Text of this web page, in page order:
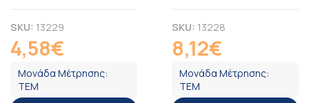
SKU: 13229
4,58€
Μονάδα Μέτρησης:
ΤΕΜ
SKU: 13228
8,12€
Μονάδα Μέτρησης:
ΤΕΜ